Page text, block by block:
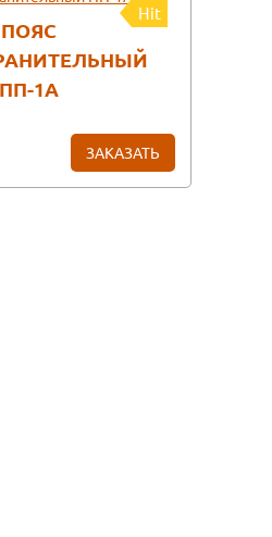
Hit
ПОЯС
ПП-1А
ЗАКАЗАТЬ